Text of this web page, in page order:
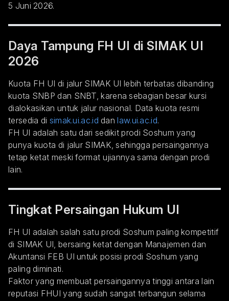
5 Juni 2026.
Daya Tampung FH UI di SIMAK UI
2026
Kuota FH UI di jalur SIMAK UI lebih terbatas dibanding
kuota SNBP dan SNBT, karena sebagian besar kursi
dialokasikan untuk jalur nasional. Data kuota resmi
tersedia di simak.ui.ac.id danlaw.ui.ac.id.
FH UI adalah satu dari sedikit prodi Soshum yang
punya kuota di jalur SIMAK, sehingga persaingannya
tetap ketat meski format ujiannya sama dengan prodi
lain.
Tingkat Persaingan Hukum UI
FH UI adalah salah satu prodi Soshum paling kompetitif
di SIMAK UI, bersaing ketat dengan Manajemen dan
Akuntansi FEB UI untuk posisi prodi Soshum yang
paling diminati.
Faktor yang membuat persaingannya tinggi antara lain
reputasi FHUI yang sudah sangat terbangun selama